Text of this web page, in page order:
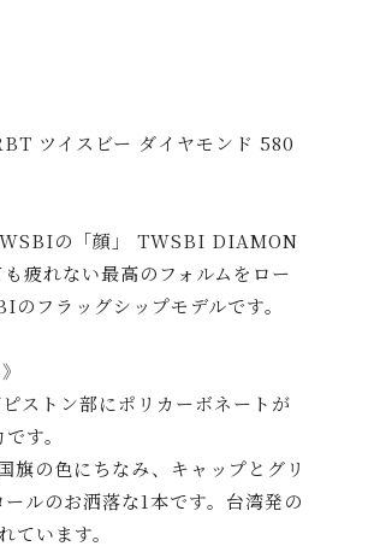
ツイスビー ダイヤモンド 580
の「顔」 TWSBI DIAMON
疲れない最高のフォルムをロー
フラッグシップモデルです。
ストン部にポリカーボネートが
す。
の色にちなみ、キャップとグリ
ルのお洒落な1本です。台湾発の
います。